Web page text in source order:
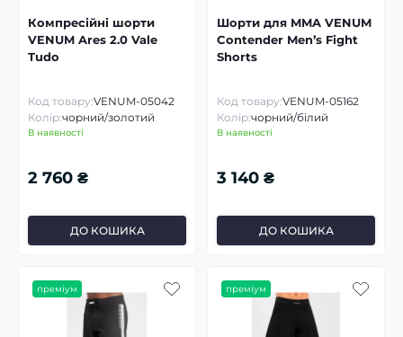
Компресійні шорти
VENUM Ares 2.0 Vale
Tudo
Код товару:VENUM-05042
Колір:чорний/золотий
В наявності
2 760 ₴
ДО КОШИКА
Шорти для MMA VENUM
Contender Men’s Fight
Shorts
Код товару:VENUM-05162
Колір:чорний/білий
В наявності
3 140 ₴
ДО КОШИКА
преміум преміум